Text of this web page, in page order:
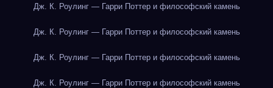
Дж. К. Роулинг — Гарри Поттер и философский камень
Дж. К. Роулинг — Гарри Поттер и философский камень
Дж. К. Роулинг — Гарри Поттер и философский камень
Дж. К. Роулинг — Гарри Поттер и философский камень